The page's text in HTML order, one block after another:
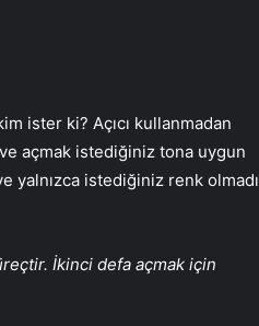
ister ki? Açıcı kullanmadan
açmak istediğiniz tona uygun
yalnızca istediğiniz renk olmadı
İkinci defa açmak için